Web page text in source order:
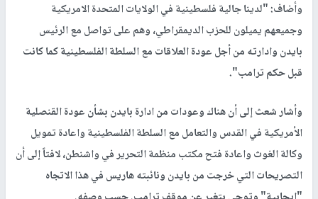
وأضاف: "لدينا جالية فلسطينية في الولايات المتحدة الامريكية
وجميعهم يميلون للحزب الديمقراطي، وهم على تواصل مع الرئيس
بايدن وادارته من أجل عودة العلاقات مع السلطة الفلسطينية كما كانت
قبل حكم ترامب".
وأشار شعث إلى أن هناك وعودات من ادارة بايدن بشأن عودة القنصلية
الأمريكية في القدس والتعامل مع السلطة الفلسطينية واعادة تمويل
وكالة الغوث واعادة فتح مكتب منظمة التحرير في واشنطن، لافتاً إلى أن
التصريحات التي خرجت من بايدن ونائبته هاريس في هذا الاتجاه